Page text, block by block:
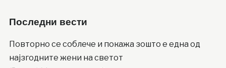
Последни вести
Повторно се соблече и покажа зошто е една од
најзгодните жени на светот